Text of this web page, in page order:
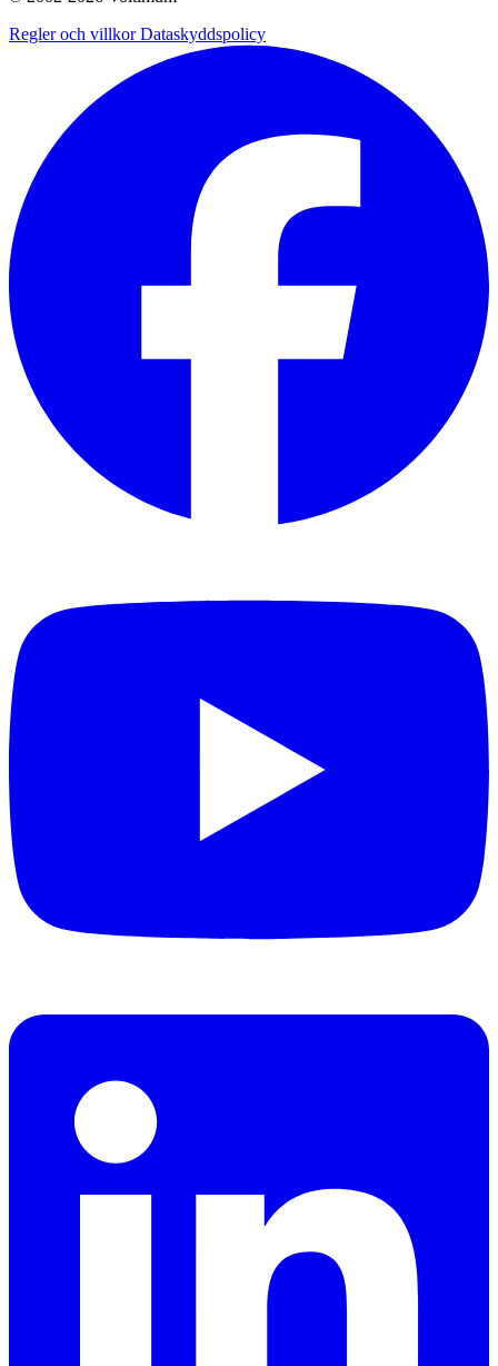
Regler och villkorDataskyddspolicy